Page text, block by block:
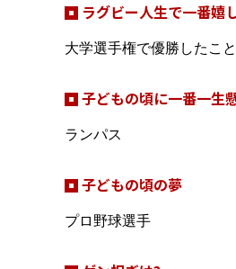
ラグビー人生で一番嬉
大学選手権で優勝したこと
子どもの頃に一番一生
ランパス
子どもの頃の夢
プロ野球選手